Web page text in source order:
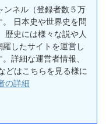
ンネル（登録者数５万
。 日本史や世界史を問
歴史には様々な説や人
したサイトを運営し
詳細な運営者情報、
どはこちらを見る様に
の詳細